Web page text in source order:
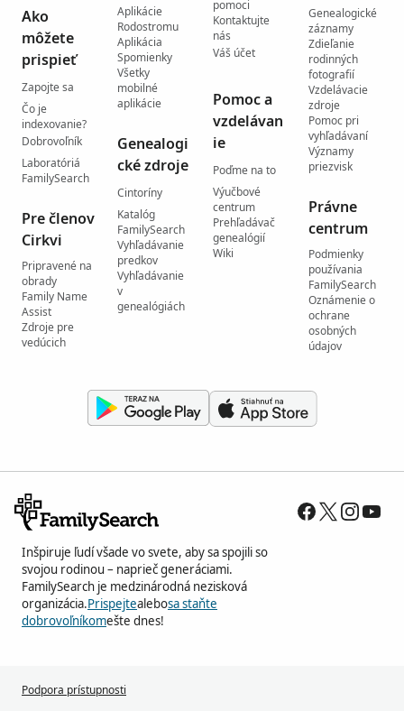
Ako
môžete
prispieť
Zapojte sa
Čo je
indexovanie?
Dobrovoľník
Laboratóriá
FamilySearch
Pre členov
Cirkvi
Pripravené na
obrady
Family Name
Assist
Zdroje pre
vedúcich
Aplikácie
Rodostromu
Aplikácia
Spomienky
Všetky
mobilné
aplikácie
Genealogi
cké zdroje
Cintoríny
Katalóg
FamilySearch
Vyhľadávanie
predkov
Vyhľadávanie
v
genealógiách
pomoci
Kontaktujte
nás
Váš účet
Pomoc a
vzdelávan
ie
Poďme na to
Výučbové
centrum
Prehľadávač
genealógií
Wiki
Genealogické
záznamy
Zdieľanie
rodinných
fotografií
Vzdelávacie
zdroje
Pomoc pri
vyhľadávaní
Významy
priezvisk
Právne
centrum
Podmienky
používania
FamilySearch
Oznámenie o
ochrane
osobných
údajov
Inšpiruje ľudí všade vo svete, aby sa spojili so
svojou rodinou – naprieč generáciami.
FamilySearch je medzinárodná nezisková
organizácia.Prispejtealebosa staňte
dobrovoľníkomešte dnes!
Podpora prístupnosti